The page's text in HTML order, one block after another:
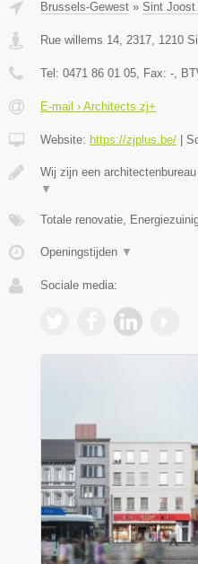
Brussels-Gewest » Sint Joost
Rue willems 14, 2317, 1210
Tel: 0471 86 01 05, Fax: -,
E-mail › Architects zj+
Website: https://zjplus.be/
Wij zijn een
▼
Totale renovatie,
Openingstijden ▼
Sociale media: